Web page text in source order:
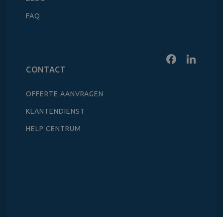
FAQ
CONTACT
OFFERTE AANVRAGEN
KLANTENDIENST
HELP CENTRUM